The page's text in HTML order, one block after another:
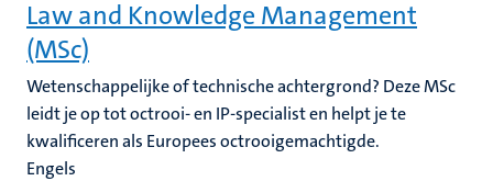
Law and Knowledge Management
(MSc)
Wetenschappelijke of technische achtergrond? Deze MSc
leidt je op tot octrooi- en IP-specialist en helpt je te
kwalificeren als Europees octrooigemachtigde.
Engels